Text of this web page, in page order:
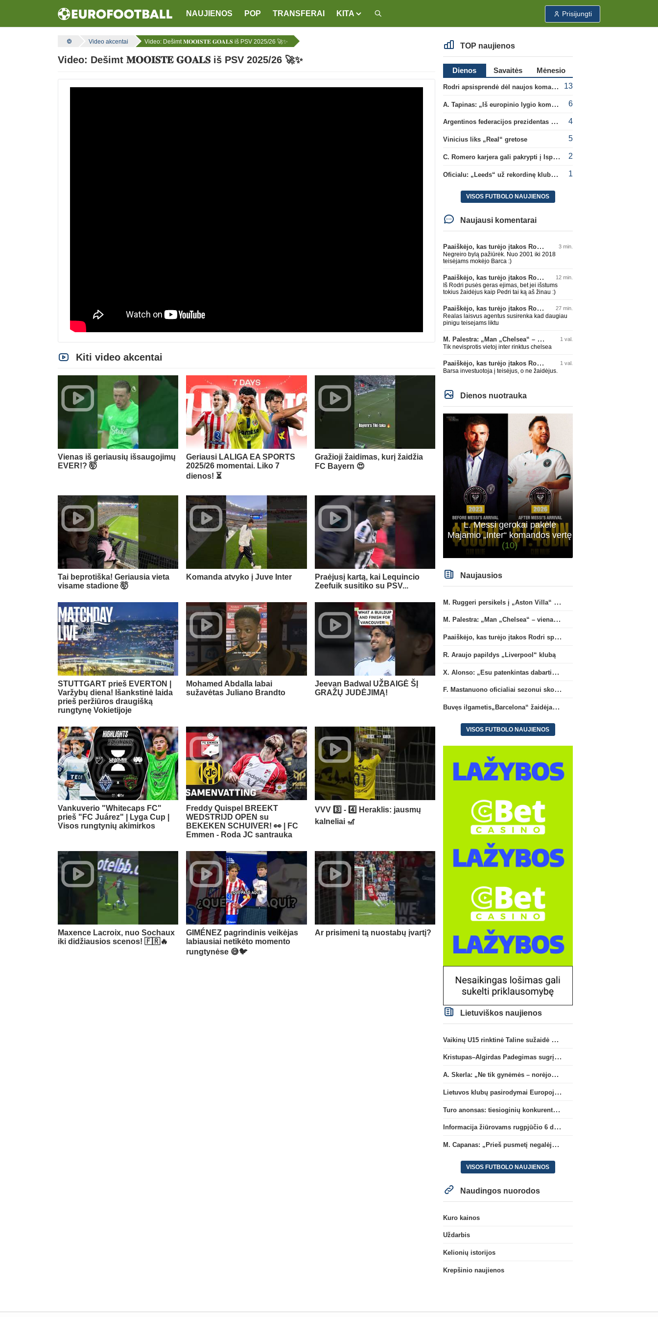
NAUJIENOS POP TRANSFERAI KITA Prisijungti
Video akcentai Video: Dešimt 𝐌𝐎𝐎𝐈𝐒𝐓𝐄 𝐆𝐎𝐀𝐋𝐒 iš PSV 2025/26 🚀✨
Video: Dešimt 𝐌𝐎𝐎𝐈𝐒𝐓𝐄 𝐆𝐎𝐀𝐋𝐒 iš PSV 2025/26 🚀✨
Kiti video akcentai
Vienas iš geriausių išsaugojimų
EVER!? 🤯
Geriausi LALIGA EA SPORTS
2025/26 momentai. Liko 7
dienos! ⏳
Gražioji žaidimas, kurį žaidžia
FC Bayern 😍
Tai beprotiška! Geriausia vieta
visame stadione 🤯
Komanda atvyko į Juve Inter
Praėjusį kartą, kai Lequincio
Zeefuik susitiko su PSV...
STUTTGART prieš EVERTON |
Varžybų diena! Išankstinė laida
prieš peržiūros draugišką
rungtynę Vokietijoje
Mohamed Abdalla labai
sužavėtas Juliano Brandto
Jeevan Badwal UŽBAIGĖ ŠĮ
GRAŽŲ JUDĖJIMĄ!
Vankuverio "Whitecaps FC"
prieš "FC Juárez" | Lyga Cup |
Visos rungtynių akimirkos
Freddy Quispel BREEKT
WEDSTRIJD OPEN su
BEKEKEN SCHUIVER! 👀 | FC
Emmen - Roda JC santrauka
VVV 3️⃣ - 4️⃣ Heraklis: jausmų
kalneliai 🎢
Maxence Lacroix, nuo Sochaux
iki didžiausios scenos! 🇫🇷🔥
GIMÉNEZ pagrindinis veikėjas
labiausiai netikėto momento
rungtynėse 😅🐦
Ar prisimeni tą nuostabų įvartį?
TOP naujienos
Dienos Savaitės
Mėnesio
Rodri apsisprendė dėl naujos komandos
13
A. Tapinas: „Iš europinio lygio komandos gavom gerų pamokų“ 6
Argentinos federacijos prezidentas C. Tapia negailėjo pagyrų G. Infantino 4
Vinicius liks „Real“ gretose 5
C. Romero karjera gali pakrypti į Ispaniją 2
Oficialu: „Leeds“ už rekordinę klubui sumą įsigijo Anglijos rinktinės vartininką 1
VISOS FUTBOLO NAUJIENOS
Naujausi komentarai
Paaiškėjo, kas turėjo įtakos Rodri sprendimui pasirinkti Barselonos pusę 3 min.
Negreiro bylą pažiūrėk. Nuo 2001 iki 2018
teisėjams mokėjo Barca :)
Paaiškėjo, kas turėjo įtakos Rodri sprendimui pasirinkti Barselonos pusę 12 min.
Iš Rodri pusės geras ejimas, bet jei išstums
tokius žaidėjus kaip Pedri tai ką aš žinau :)
Paaiškėjo, kas turėjo įtakos Rodri sprendimui pasirinkti Barselonos pusę 27 min.
Realas laisvus agentus susirenka kad daugiau
pinigu teisejams liktu
M. Palestra: „Man „Chelsea“ – vienas didžiausių klubų futbole“ 1 val.
Tik nevisprotis vietoj inter rinktus chelsea
Paaiškėjo, kas turėjo įtakos Rodri sprendimui pasirinkti Barselonos pusę 1 val.
Barsa investuotoja į teisėjus, o ne žaidėjus.
Dienos nuotrauka
L. Messi gerokai pakėlė
Majamio „Inter“ komandos vertę
(10)
Naujausios
M. Ruggeri persikels į „Aston Villa“ ekipą
M. Palestra: „Man „Chelsea“ – vienas didžiausių klubų futbole“
Paaiškėjo, kas turėjo įtakos Rodri sprendimui pasirinkti Barselonos pusę
R. Araujo papildys „Liverpool“ klubą
X. Alonso: „Esu patenkintas dabartiniais „Chelsea“ ekipos vartininkais“
F. Mastanuono oficialiai sezonui skolinamas „Fiorentina“ ekipai
Buvęs ilgametis„Barcelona“ žaidėjas S. Roberto artėja link persikėlimo į MLS
VISOS FUTBOLO NAUJIENOS
Lietuviškos naujienos
Vaikinų U15 rinktinė Taline sužaidė pirmąsias kontrolines rungtynes
Kristupas–Algirdas Padegimas sugrįžta į FC „Hegelmann” B sudėtį
A. Skerla: „Ne tik gynėmės – norėjome atakuoti“
Lietuvos klubų pasirodymai Europoje: patirti pralaimėjimai Kroatijos atstovams
Turo anonsas: tiesioginių konkurentų dvikova Gargžduose
Informacija žiūrovams rugpjūčio 6 d. UEFA rungtynėms
M. Capanas: „Prieš pusmetį negalėjau net įsivaizduoti, kad žaisime prieš „Hajduk“
VISOS FUTBOLO NAUJIENOS
Naudingos nuorodos
Kuro kainos
Uždarbis
Kelionių istorijos
Krepšinio naujienos